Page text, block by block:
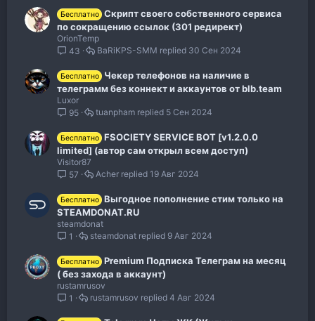
Бесплатно Скрипт своего собственного сервиса
по сокращению ссылок (301 редирект)
OrionTemp
43
30 Сен 2024
BaRiKPS-SMM
Бесплатно
Чекер телефонов на наличие в
телеграмм без коннект и аккаунтов от blb.team
Luxor
95
5 Сен 2024
tuanpham
Бесплатно FSOCIETY SERVICE BOT [v1.2.0.0
limited] (автор сам открыл всем доступ)
Visitor87
57
19 Авг 2024
Acher
Бесплатно Выгодное пополнение стим только на
STEAMDONAT.RU
steamdonat
1
9 Авг 2024
steamdonat
Бесплатно Premium Подписка Телеграм на месяц
( без захода в аккаунт)
rustamrusov
1
4 Авг 2024
rustamrusov